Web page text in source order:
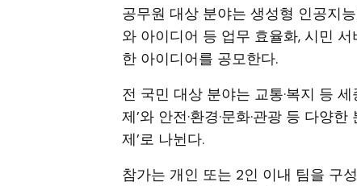
공무원 대상 분야는 생성형 인공지
와 아이디어 등 업무 효율화, 시민
한 아이디어를 공모한다.
전 국민 대상 분야는 교통·복지 등
제’와 안전·환경·문화·관광 등 다양
제’로 나뉜다.
참가는 개인 또는 2인 이내 팀을 구